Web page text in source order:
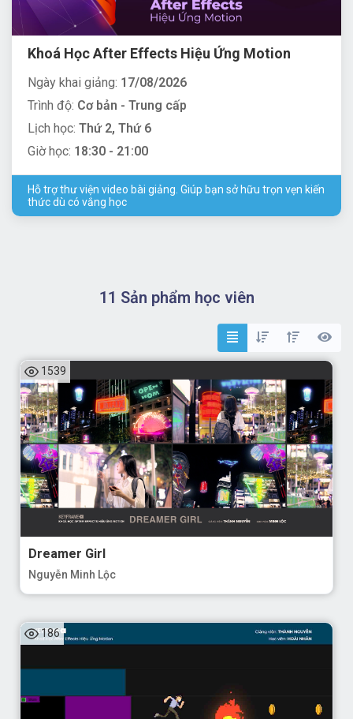
Khoá Học After Effects Hiệu Ứng Motion
Ngày khai giảng: 17/08/2026
Trình độ: Cơ bản - Trung cấp
Lịch học: Thứ 2, Thứ 6
Giờ học: 18:30 - 21:00
Hỗ trợ thư viện video bài giảng. Giúp bạn sở hữu trọn vẹn kiến
thức dù có vắng học
11 Sản phẩm học viên
1539
Dreamer Girl
Nguyễn Minh Lộc
186